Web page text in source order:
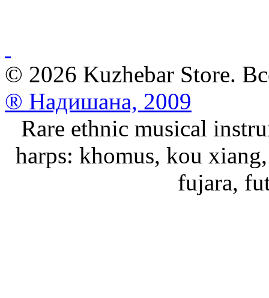
© 2026 Kuzhebar Store.
® Надишана, 2009
Rare ethnic musical
harps: khomus, kou
fujara,